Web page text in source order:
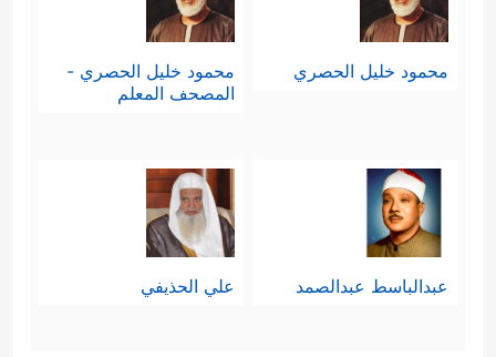
محمود خليل الحصري
محمود خليل الحصري -
المصحف المعلم
عبدالباسط عبدالصمد علي الحذيفي